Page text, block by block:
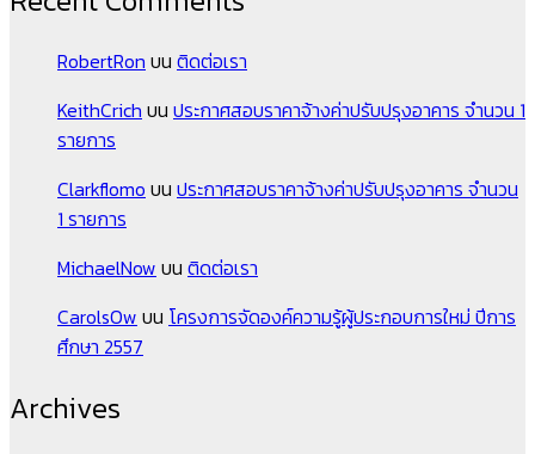
RobertRon บน ติดต่อเรา
KeithCrich บน ประกาศสอบราคาจ้างค่าปรับปรุงอาคาร จำนวน 1
รายการ
Clarkflomo บน ประกาศสอบราคาจ้างค่าปรับปรุงอาคาร จำนวน
1 รายการ
MichaelNow บน ติดต่อเรา
CarolsOw บน โครงการจัดองค์ความรู้ผู้ประกอบการใหม่ ปีการ
ศึกษา 2557
Archives